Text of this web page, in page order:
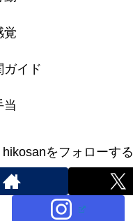
覚
ガイド
当
hikosanをフォローする